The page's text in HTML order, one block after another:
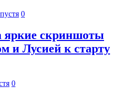
0
яркие скриншоты
и Лусией к старту
0